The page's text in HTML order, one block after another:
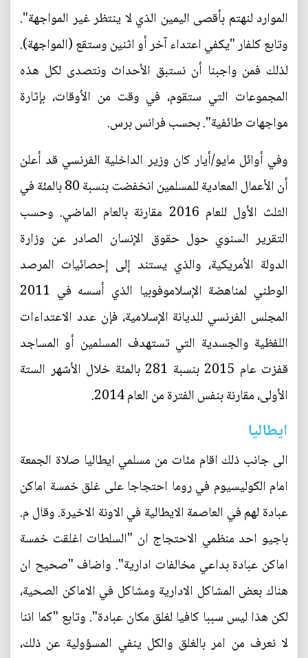
الموارد لنهتم بأقصى اليمين الذي لا ينتظر غير المواجهة".
وتابع كلفار "يكفي اعتداء آخر أو اثنين وستقع (المواجهة).
لذلك فمن واجبنا أن نستبق الأحداث ونتصدى لكل هذه
المجموعات التي ستقوم، في وقت من الأوقات، بإثارة
مواجهات طائفية". بحسب فرانس برس.
وفي أوائل مايو/أيار كان وزير الداخلية الفرنسي قد أعلن
أن الأعمال المعادية للمسلمين انخفضت بنسبة 80 بالمئة في
الثلث الأول للعام 2016 مقارنة بالعام الماضي. وحسب
التقرير السنوي حول حقوق الإنسان الصادر عن وزارة
الدولة الأمريكية، والذي يستند إلى إحصائيات المرصد
الوطني لمناهضة الإسلاموفوبيا الذي أسسه في 2011
المجلس الفرنسي للديانة الإسلامية، فإن عدد الاعتداءات
اللفظية والجسدية التي تستهدف المسلمين أو المساجد
قفزت عام 2015 بنسبة 281 بالمئة خلال الأشهر الستة
الأولى، مقارنة بنفس الفترة من العام 2014.
ايطاليا
الى جانب ذلك اقام مئات من مسلمي ايطاليا صلاة الجمعة
امام الكوليسيوم في روما احتجاجا على غلق خمسة اماكن
عبادة لهم في العاصمة الايطالية في الاونة الاخيرة. وقال م.
باجيو احد منظمي الاحتجاج ان "السلطات اغلقت خمسة
اماكن عبادة بداعي مخالفات ادارية". واضاف "صحيح ان
هناك بعض المشاكل الادارية ومشاكل في الاماكن الصحية،
لكن هذا ليس سببا كافيا لغلق مكان عبادة". وتابع "كما اننا
لا نعرف من امر بالغلق والكل ينفي المسؤولية عن ذلك،